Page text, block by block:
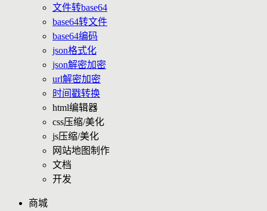
文件转base64
base64转文件
base64编码
json格式化
json解密加密
url解密加密
时间戳转换
html编辑器
css压缩/美化
js压缩/美化
网站地图制作
文档
开发
商城